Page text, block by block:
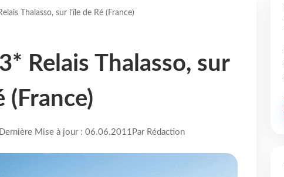
Thalasso, sur l’île de Ré (France)
Relais Thalasso, sur
(France)
Mise à jour : 06.06.2011Par Rédaction